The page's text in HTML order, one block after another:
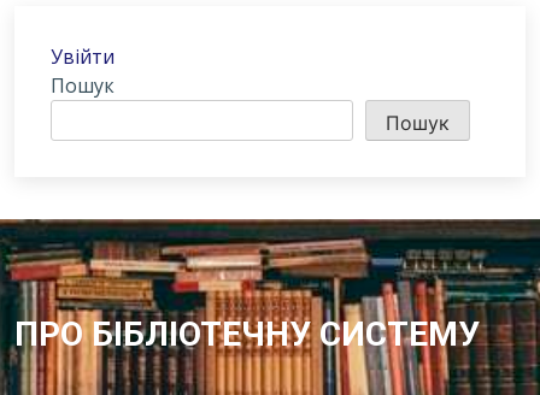
Увійти
Пошук
Пошук
ПРО БІБЛІОТЕЧНУ СИСТЕМУ